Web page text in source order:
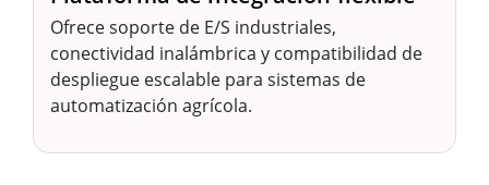
Ofrece soporte de E/S industriales,
conectividad inalámbrica y compatibilidad de
despliegue escalable para sistemas de
automatización agrícola.